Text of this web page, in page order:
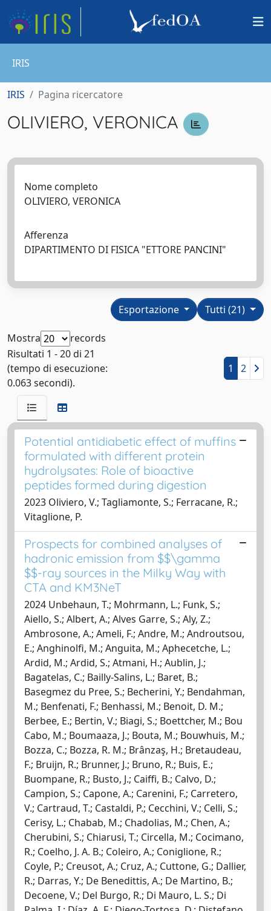
IRIS
IRIS Pagina ricercatore
OLIVIERO, VERONICA
Nome completo
OLIVIERO, VERONICA
Afferenza
DIPARTIMENTO DI FISICA "ETTORE PANCINI"
Tutti (21)
Esportazione
Mostra
records
Risultati 1 - 20 di 21
(tempo di esecuzione:
0.063 secondi).
1 2
Potential antidiabetic effect of muffins
formulated with different protein
hydrolysates: Role of bioactive
peptides formed during digestion
2023 Oliviero, V.; Tagliamonte, S.; Ferracane, R.;
Vitaglione, P.
Prospects for combined analyses of
hadronic emission from $$\gamma
$$-ray sources in the Milky Way with
CTA and KM3NeT
2024 Unbehaun, T.; Mohrmann, L.; Funk, S.;
Aiello, S.; Albert, A.; Alves Garre, S.; Aly, Z.;
Ambrosone, A.; Ameli, F.; Andre, M.; Androutsou,
E.; Anghinolfi, M.; Anguita, M.; Aphecetche, L.;
Ardid, M.; Ardid, S.; Atmani, H.; Aublin, J.;
Bagatelas, C.; Bailly-Salins, L.; Baret, B.;
Basegmez du Pree, S.; Becherini, Y.; Bendahman,
M.; Benfenati, F.; Benhassi, M.; Benoit, D. M.;
Berbee, E.; Bertin, V.; Biagi, S.; Boettcher, M.; Bou
Cabo, M.; Boumaaza, J.; Bouta, M.; Bouwhuis, M.;
Bozza, C.; Bozza, R. M.; Brânzaş, H.; Bretaudeau,
F.; Bruijn, R.; Brunner, J.; Bruno, R.; Buis, E.;
Buompane, R.; Busto, J.; Caiffi, B.; Calvo, D.;
Campion, S.; Capone, A.; Carenini, F.; Carretero,
V.; Cartraud, T.; Castaldi, P.; Cecchini, V.; Celli, S.;
Cerisy, L.; Chabab, M.; Chadolias, M.; Chen, A.;
Cherubini, S.; Chiarusi, T.; Circella, M.; Cocimano,
R.; Coelho, J. A. B.; Coleiro, A.; Coniglione, R.;
Coyle, P.; Creusot, A.; Cruz, A.; Cuttone, G.; Dallier,
R.; Darras, Y.; De Benedittis, A.; De Martino, B.;
Decoene, V.; Del Burgo, R.; Di Mauro, L. S.; Di